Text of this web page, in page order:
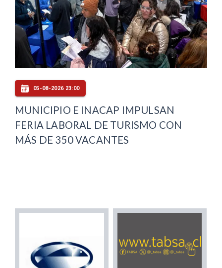
05-08-2026 23:00
MUNICIPIO E INACAP IMPULSAN
FERIA LABORAL DE TURISMO CON
MÁS DE 350 VACANTES